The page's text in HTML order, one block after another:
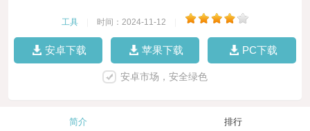
工具 时间：2024-11-12
安卓下载 苹果下载 PC下载
安卓市场，安全绿色
简介 排行